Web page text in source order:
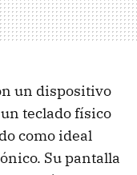
un dispositivo
teclado físico
como ideal
Su pantalla